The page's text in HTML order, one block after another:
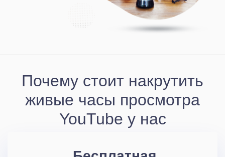
Почему стоит накрутить
живые часы просмотра
YouTube у нас